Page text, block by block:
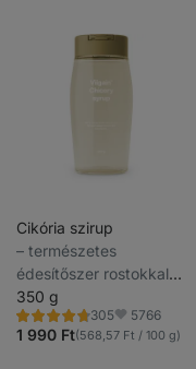
Cikória szirup
⁠–⁠ természetes
édesítőszer rostokkal
és minimális cukorral
350 g
305
Értékelés
4.6/5,
Kedvencek
5766
1 990 Ft(568,57 Ft / 100 g)